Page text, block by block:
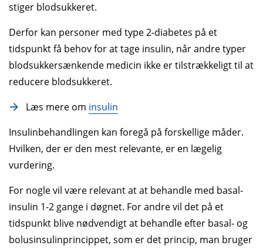
stiger blod­sukkeret.
Derfor kan personer med type 2-diabetes på et
tidspunkt få behov for at tage insulin, når andre typer
blodsukker­sænkende medicin ikke er til­strækkeligt til at
reducere blod­sukkeret.
Læs mere om insulin
Insulin­behandlingen kan foregå på forskellige måder.
Hvilken, der er den mest relevante, er en lægelig
vurdering.
For nogle vil være relevant at at behandle med basal­
insulin 1-2 gange i døgnet. For andre vil det på et
tidspunkt blive nødvendigt at behandle efter basal- og
bolus­insulin­princippet, som er det princip, man bruger